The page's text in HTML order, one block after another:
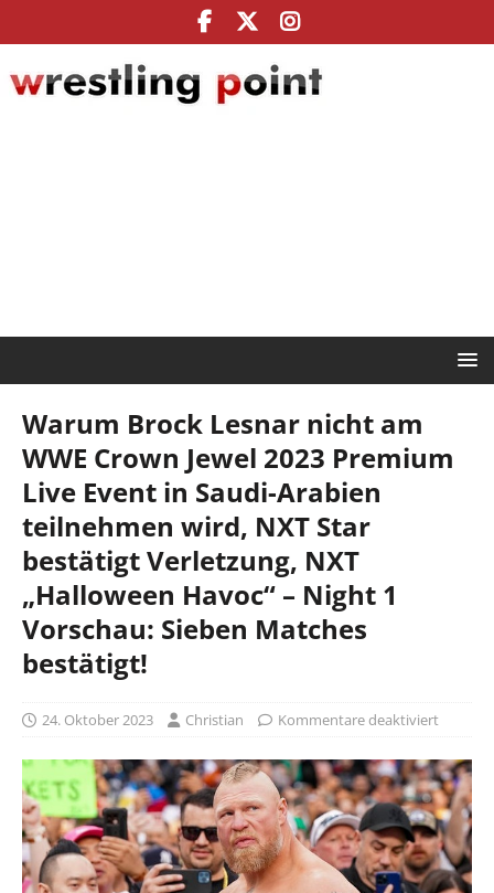
Warum Brock Lesnar nicht am
WWE Crown Jewel 2023 Premium
Live Event in Saudi-Arabien
teilnehmen wird, NXT Star
bestätigt Verletzung, NXT
„Halloween Havoc“ – Night 1
Vorschau: Sieben Matches
bestätigt!
24. Oktober 2023 Christian Kommentare deaktiviert